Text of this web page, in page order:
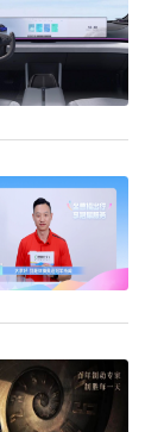
承，不断